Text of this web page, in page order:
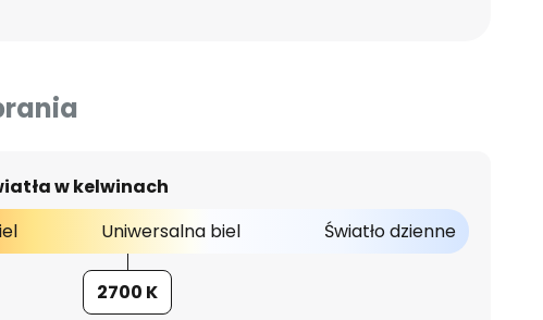
w kelwinach
Uniwersalna biel Światło dzienne
2700 K